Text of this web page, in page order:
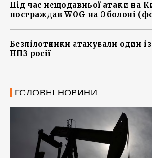
Під час нещодавньої атаки на
постраждав WOG на Оболоні
Безпілотники атакували один
НПЗ росії
ГОЛОВНІ НОВИНИ